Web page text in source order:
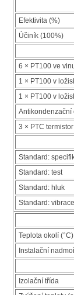
Efektivita (%)
Účiník (100%)
6 × PT100 ve
1 × PT100 v
1 × PT100 v
Antikondenzační
3 × PTC termistor
Standard:
Standard: test
Standard: hluk
Standard: vibrace
Teplota okolí (°C)
Instalační
Izolační třída